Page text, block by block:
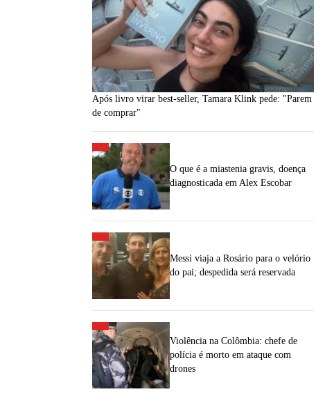
Após livro virar best-seller, Tamara Klink pede: "Parem
de comprar"
O que é a miastenia gravis, doença
diagnosticada em Alex Escobar
Messi viaja a Rosário para o velório
do pai; despedida será reservada
Violência na Colômbia: chefe de
polícia é morto em ataque com
drones